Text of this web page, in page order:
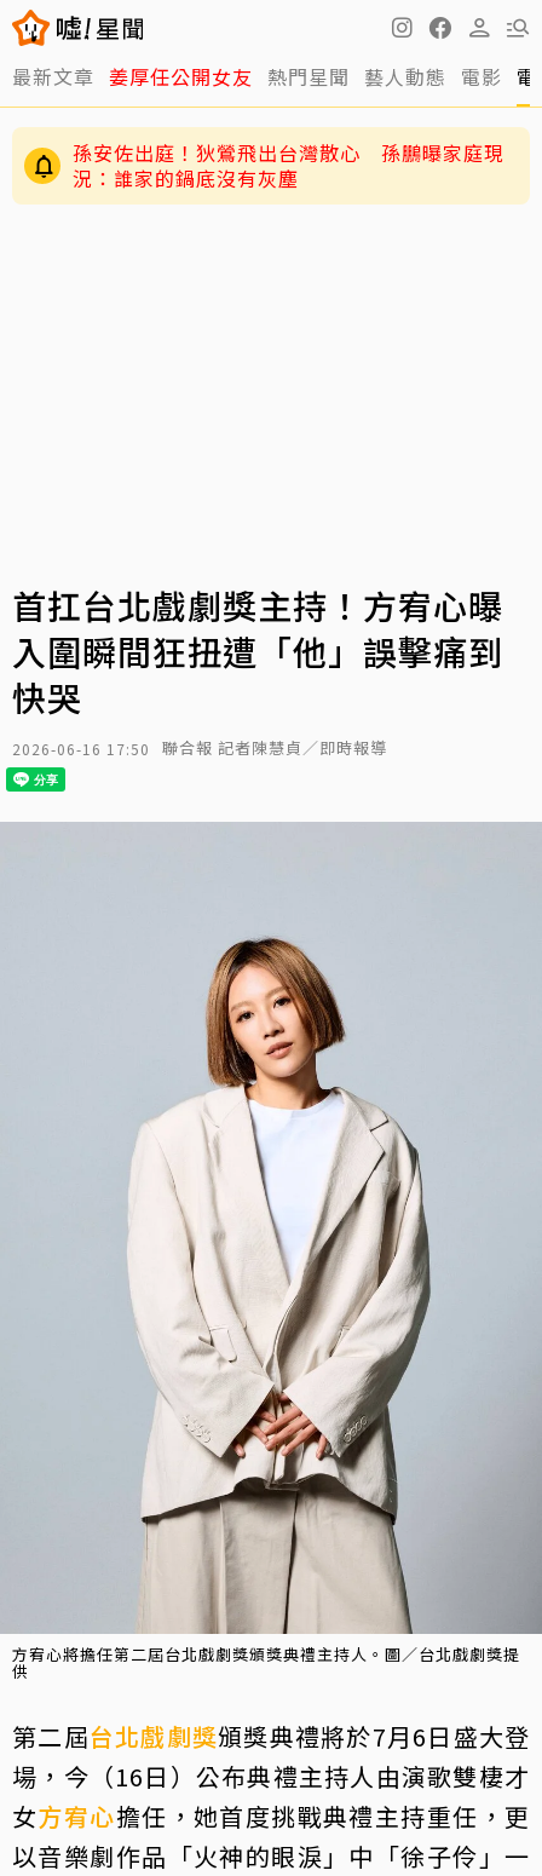
最新文章 姜厚任公開女友 熱門星聞 藝人動態 電影
孫安佐出庭！狄鶯飛出台灣散心 孫鵬曝家庭現
況：誰家的鍋底沒有灰塵
首扛台北戲劇獎主持！方宥心曝
入圍瞬間狂扭遭「他」誤擊痛到
快哭
2026-06-16 17:50 聯合報 記者陳慧貞／即時報導
方宥心將擔任第二屆台北戲劇獎頒獎典禮主持人。圖／台北戲劇獎提
供
第二屆台北戲劇獎頒獎典禮將於7月6日盛大登
場，今（16日）公布典禮主持人由演歌雙棲才
女方宥心擔任，她首度挑戰典禮主持重任，更
以音樂劇作品「火神的眼淚」中「徐子伶」一